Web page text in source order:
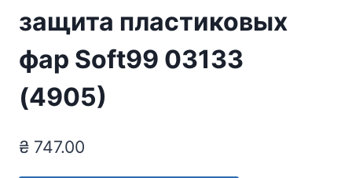
защита пластиковых
фар Soft99 03133
(4905)
₴ 747.00